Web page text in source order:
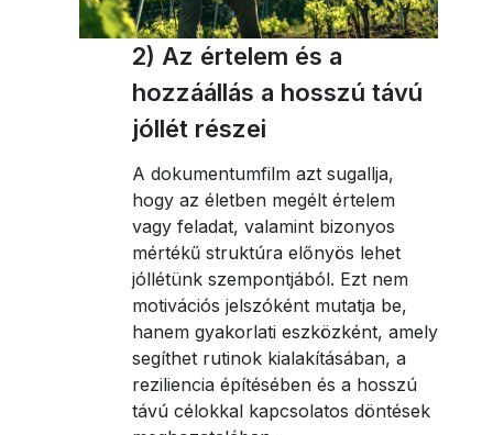
2) Az értelem és a
hozzáállás a hosszú távú
jóllét részei
A dokumentumfilm azt sugallja,
hogy az életben megélt értelem
vagy feladat, valamint bizonyos
mértékű struktúra előnyös lehet
jóllétünk szempontjából. Ezt nem
motivációs jelszóként mutatja be,
hanem gyakorlati eszközként, amely
segíthet rutinok kialakításában, a
reziliencia építésében és a hosszú
távú célokkal kapcsolatos döntések